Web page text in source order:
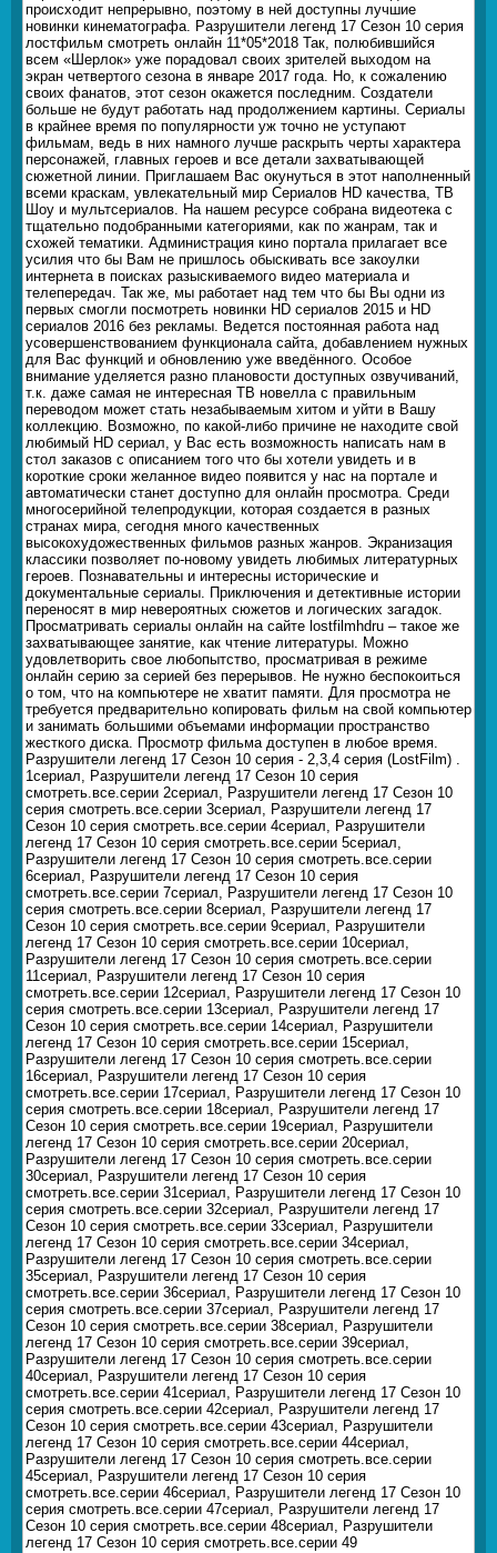
происходит непрерывно, поэтому в ней доступны лучшие
новинки кинематографа. Разрушители легенд 17 Сезон 10 серия
лостфильм смотреть онлайн 11*05*2018 Так, полюбившийся
всем «Шерлок» уже порадовал своих зрителей выходом на
экран четвертого сезона в январе 2017 года. Но, к сожалению
своих фанатов, этот сезон окажется последним. Создатели
больше не будут работать над продолжением картины. Сериалы
в крайнее время по популярности уж точно не уступают
фильмам, ведь в них намного лучше раскрыть черты характера
персонажей, главных героев и все детали захватывающей
сюжетной линии. Приглашаем Вас окунуться в этот наполненный
всеми краскам, увлекательный мир Сериалов HD качества, ТВ
Шоу и мультсериалов. На нашем ресурсе собрана видеотека с
тщательно подобранными категориями, как по жанрам, так и
схожей тематики. Администрация кино портала прилагает все
усилия что бы Вам не пришлось обыскивать все закоулки
интернета в поисках разыскиваемого видео материала и
телепередач. Так же, мы работает над тем что бы Вы одни из
первых смогли посмотреть новинки HD сериалов 2015 и HD
сериалов 2016 без рекламы. Ведется постоянная работа над
усовершенствованием функционала сайта, добавлением нужных
для Вас функций и обновлению уже введённого. Особое
внимание уделяется разно плановости доступных озвучиваний,
т.к. даже самая не интересная ТВ новелла с правильным
переводом может стать незабываемым хитом и уйти в Вашу
коллекцию. Возможно, по какой-либо причине не находите свой
любимый HD сериал, у Вас есть возможность написать нам в
стол заказов с описанием того что бы хотели увидеть и в
короткие сроки желанное видео появится у нас на портале и
автоматически станет доступно для онлайн просмотра. Среди
многосерийной телепродукции, которая создается в разных
странах мира, сегодня много качественных
высокохудожественных фильмов разных жанров. Экранизация
классики позволяет по-новому увидеть любимых литературных
героев. Познавательны и интересны исторические и
документальные сериалы. Приключения и детективные истории
переносят в мир невероятных сюжетов и логических загадок.
Просматривать сериалы онлайн на сайте lostfilmhdru – такое же
захватывающее занятие, как чтение литературы. Можно
удовлетворить свое любопытство, просматривая в режиме
онлайн серию за серией без перерывов. Не нужно беспокоиться
о том, что на компьютере не хватит памяти. Для просмотра не
требуется предварительно копировать фильм на свой компьютер
и занимать большими объемами информации пространство
жесткого диска. Просмотр фильма доступен в любое время.
Разрушители легенд 17 Сезон 10 серия - 2,3,4 серия (LostFilm) .
1сериал, Разрушители легенд 17 Сезон 10 серия
смотреть.все.серии 2сериал, Разрушители легенд 17 Сезон 10
серия смотреть.все.серии 3сериал, Разрушители легенд 17
Сезон 10 серия смотреть.все.серии 4сериал, Разрушители
легенд 17 Сезон 10 серия смотреть.все.серии 5сериал,
Разрушители легенд 17 Сезон 10 серия смотреть.все.серии
6сериал, Разрушители легенд 17 Сезон 10 серия
смотреть.все.серии 7сериал, Разрушители легенд 17 Сезон 10
серия смотреть.все.серии 8сериал, Разрушители легенд 17
Сезон 10 серия смотреть.все.серии 9сериал, Разрушители
легенд 17 Сезон 10 серия смотреть.все.серии 10сериал,
Разрушители легенд 17 Сезон 10 серия смотреть.все.серии
11сериал, Разрушители легенд 17 Сезон 10 серия
смотреть.все.серии 12сериал, Разрушители легенд 17 Сезон 10
серия смотреть.все.серии 13сериал, Разрушители легенд 17
Сезон 10 серия смотреть.все.серии 14сериал, Разрушители
легенд 17 Сезон 10 серия смотреть.все.серии 15сериал,
Разрушители легенд 17 Сезон 10 серия смотреть.все.серии
16сериал, Разрушители легенд 17 Сезон 10 серия
смотреть.все.серии 17сериал, Разрушители легенд 17 Сезон 10
серия смотреть.все.серии 18сериал, Разрушители легенд 17
Сезон 10 серия смотреть.все.серии 19сериал, Разрушители
легенд 17 Сезон 10 серия смотреть.все.серии 20сериал,
Разрушители легенд 17 Сезон 10 серия смотреть.все.серии
30сериал, Разрушители легенд 17 Сезон 10 серия
смотреть.все.серии 31сериал, Разрушители легенд 17 Сезон 10
серия смотреть.все.серии 32сериал, Разрушители легенд 17
Сезон 10 серия смотреть.все.серии 33сериал, Разрушители
легенд 17 Сезон 10 серия смотреть.все.серии 34сериал,
Разрушители легенд 17 Сезон 10 серия смотреть.все.серии
35сериал, Разрушители легенд 17 Сезон 10 серия
смотреть.все.серии 36сериал, Разрушители легенд 17 Сезон 10
серия смотреть.все.серии 37сериал, Разрушители легенд 17
Сезон 10 серия смотреть.все.серии 38сериал, Разрушители
легенд 17 Сезон 10 серия смотреть.все.серии 39сериал,
Разрушители легенд 17 Сезон 10 серия смотреть.все.серии
40сериал, Разрушители легенд 17 Сезон 10 серия
смотреть.все.серии 41сериал, Разрушители легенд 17 Сезон 10
серия смотреть.все.серии 42сериал, Разрушители легенд 17
Сезон 10 серия смотреть.все.серии 43сериал, Разрушители
легенд 17 Сезон 10 серия смотреть.все.серии 44сериал,
Разрушители легенд 17 Сезон 10 серия смотреть.все.серии
45сериал, Разрушители легенд 17 Сезон 10 серия
смотреть.все.серии 46сериал, Разрушители легенд 17 Сезон 10
серия смотреть.все.серии 47сериал, Разрушители легенд 17
Сезон 10 серия смотреть.все.серии 48сериал, Разрушители
легенд 17 Сезон 10 серия смотреть.все.серии 49